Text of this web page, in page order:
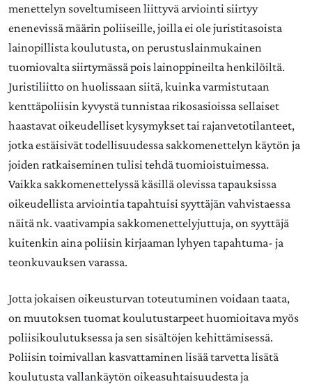
menettelyn soveltumiseen liittyvä arviointi siirtyy
enenevissä määrin poliiseille, joilla ei ole juristitasoista
lainopillista koulutusta, on perustuslainmukainen
tuomiovalta siirtymässä pois lainoppineilta henkilöiltä.
Juristiliitto on huolissaan siitä, kuinka varmistutaan
kenttäpoliisin kyvystä tunnistaa rikosasioissa sellaiset
haastavat oikeudelliset kysymykset tai rajanvetotilanteet,
jotka estäisivät todellisuudessa sakkomenettelyn käytön ja
joiden ratkaiseminen tulisi tehdä tuomioistuimessa.
Vaikka sakkomenettelyssä käsillä olevissa tapauksissa
oikeudellista arviointia tapahtuisi syyttäjän vahvistaessa
näitä nk. vaativampia sakkomenettelyjuttuja, on syyttäjä
kuitenkin aina poliisin kirjaaman lyhyen tapahtuma- ja
teonkuvauksen varassa.
Jotta jokaisen oikeusturvan toteutuminen voidaan taata,
on muutoksen tuomat koulutustarpeet huomioitava myös
poliisikoulutuksessa ja sen sisältöjen kehittämisessä.
Poliisin toimivallan kasvattaminen lisää tarvetta lisätä
koulutusta vallankäytön oikeasuhtaisuudesta ja